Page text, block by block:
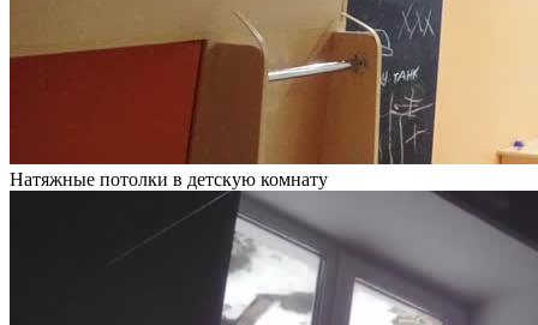
Натяжные потолки в детскую комнату